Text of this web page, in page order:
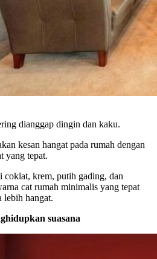
dianggap dingin dan kaku.
kesan hangat pada rumah dengan
yang tepat.
coklat, krem, putih gading, dan
cat rumah minimalis yang tepat
lebih hangat.
suasana